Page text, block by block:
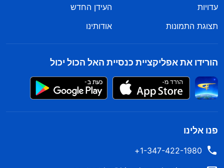
עדויות
העידן החדש
תצוגת התמונות
אודותינו
הורידו את אפליקציית כנסיית האל הכול יכול
פנו אלינו
1-347-422-1980+